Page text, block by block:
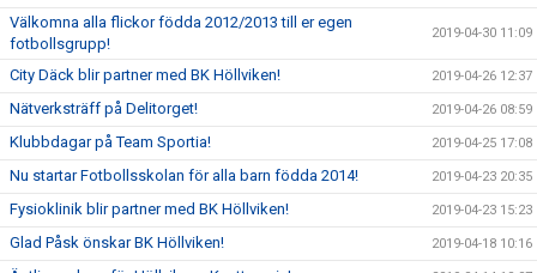
Välkomna alla flickor födda 2012/2013 till er egen
fotbollsgrupp!
2019-04-30 11:09
City Däck blir partner med BK Höllviken! 2019-04-26 12:37
Nätverksträff på Delitorget! 2019-04-26 08:59
Klubbdagar på Team Sportia! 2019-04-25 17:08
Nu startar Fotbollsskolan för alla barn födda 2014! 2019-04-23 20:35
Fysioklinik blir partner med BK Höllviken! 2019-04-23 15:23
Glad Påsk önskar BK Höllviken! 2019-04-18 10:16